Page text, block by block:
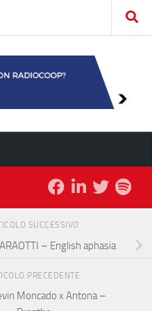
SUCCESSIVO
– English aphasia
PRECEDENTE
Moncado x Antona –